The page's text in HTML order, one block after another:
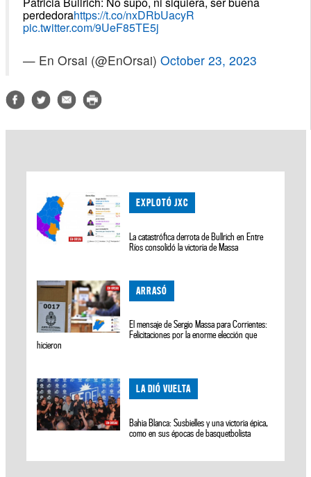
perdedorahttps://t.co/nxDRbUacyR
pic.twitter.com/9UeF85TE5j
— En Orsai (@EnOrsai) October 23, 2023
EXPLOTÓ JXC
La catastrófica derrota de Bullrich en Entre
Ríos consolidó la victoria de Massa
ARRASÓ
El mensaje de Sergio Massa para Corrientes:
Felicitaciones por la enorme elección que
hicieron
LA DIÓ VUELTA
Bahia Blanca: Susbielles y una victoria épica,
como en sus épocas de basquetbolista